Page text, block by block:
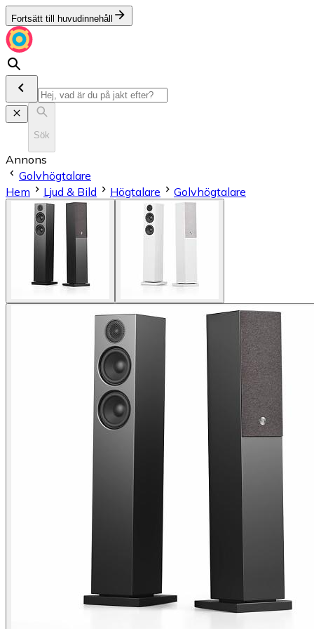
Fortsätt till huvudinnehåll
Sök
Annons
Golvhögtalare
Hem
Ljud & Bild Högtalare Golvhögtalare